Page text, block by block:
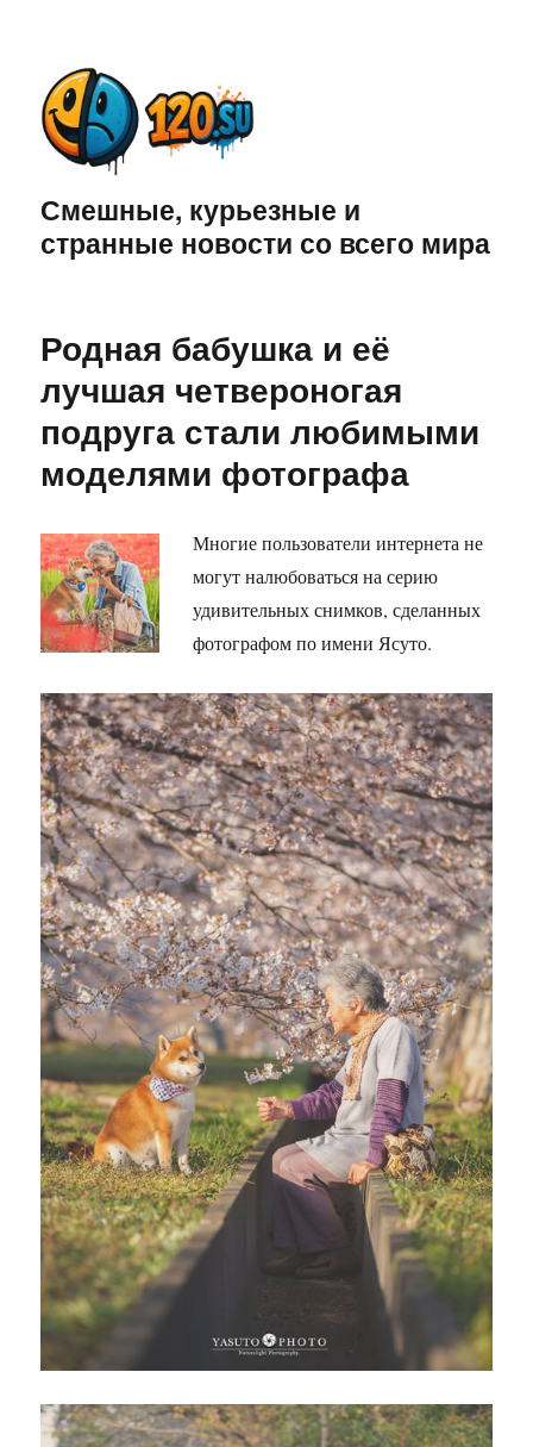
Смешные, курьезные и
странные новости со всего мира
Родная бабушка и её
лучшая четвероногая
подруга стали любимыми
моделями фотографа
Многие пользователи интернета не
могут налюбоваться на серию
удивительных снимков, сделанных
фотографом по имени Ясуто.